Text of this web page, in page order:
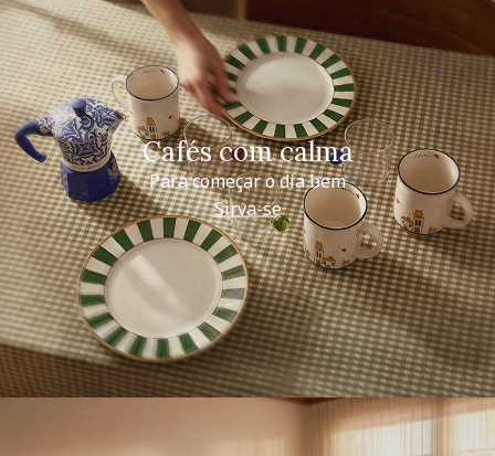
Cafés com calma
Para começar o dia bem
Sirva-se